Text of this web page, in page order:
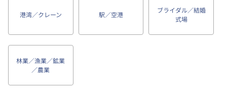
港湾／クレーン 駅／空港
ブライダル／結婚
式場
林業／漁業／鉱業
／農業